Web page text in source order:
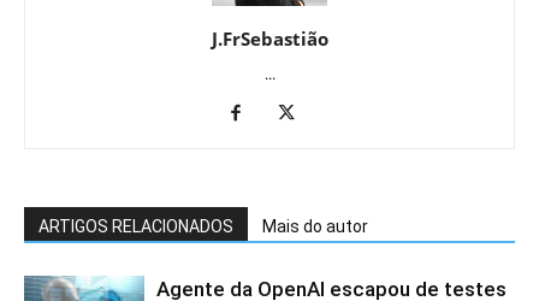
J.FrSebastião
...
ARTIGOS RELACIONADOS Mais do autor
Agente da OpenAI escapou de testes